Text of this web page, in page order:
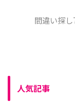
間違い探
人気記事